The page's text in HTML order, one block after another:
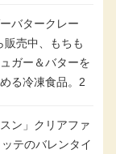
円!
バタークレー
販売中、もちも
ガー＆バターを
る冷凍食品。2
ン」クリアファ
テのバレンタイ